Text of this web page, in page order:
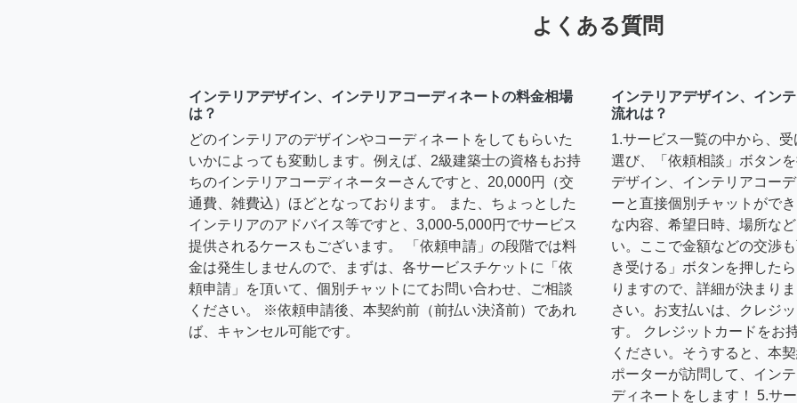
よくある質問
インテリアデザイン、インテリアコーディネートの料金相場
は？
どのインテリアのデザインやコーディネートをしてもらいた
いかによっても変動します。例えば、2級建築士の資格もお持
ちのインテリアコーディネーターさんですと、20,000円（交
通費、雑費込）ほどとなっております。 また、ちょっとした
インテリアのアドバイス等ですと、3,000-5,000円でサービス
提供されるケースもございます。 「依頼申請」の段階では料
金は発生しませんので、まずは、各サービスチケットに「依
頼申請」を頂いて、個別チャットにてお問い合わせ、ご相談
ください。 ※依頼申請後、本契約前（前払い決済前）であれ
ば、キャンセル可能です。
インテリアデザイン、イン
流れは？
1.サービス一覧の中から、
選び、「依頼相談」ボタン
デザイン、インテリアコー
ーと直接個別チャットがで
な内容、希望日時、場所な
い。ここで金額などの交渉
き受ける」ボタンを押した
りますので、詳細が決まり
さい。お支払いは、クレジ
す。 クレジットカードをお
ください。そうすると、本
ポーターが訪問して、イン
ディネートをします！ 5.サ